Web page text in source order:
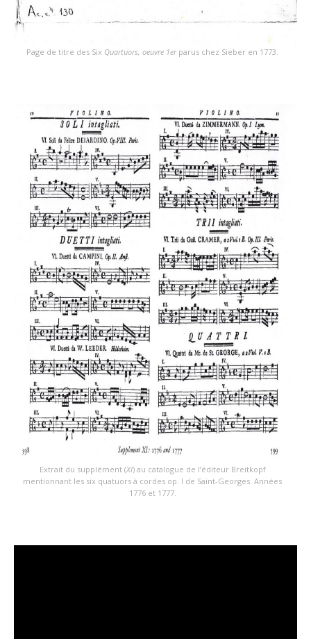
Page de titre des Six Quartuors, oeuvre 1erparus chez Sieber en 1773.
Extrait du supplément (XI) au catalogue de l’éditeur Breitkopf
mentionnant les six quatuors à cordes op. I de Saint-Georges. Années
1776 et 1777.